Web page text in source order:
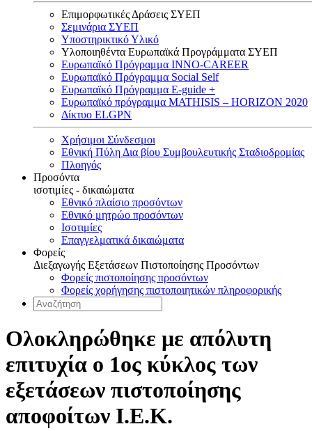
Επιμορφωτικές Δράσεις ΣΥΕΠ
Σεμινάρια ΣΥΕΠ
Υποστηρικτικό Υλικό
Υλοποιηθέντα Ευρωπαϊκά Προγράμματα ΣΥΕΠ
Ευρωπαϊκό Πρόγραμμα INNO-CAREER
Ευρωπαϊκό Πρόγραμμα Social Self
Ευρωπαϊκό Πρόγραμμα E-guide +
Ευρωπαϊκό πρόγραμμα MATHISIS – HORIZON 2020
Δίκτυο ELGPN
Χρήσιμοι Σύνδεσμοι
Εθνική Πύλη Δια βίου Συμβουλευτικής Σταδιοδρομίας
Πλοηγός
Προσόντα
ισοτιμίες - δικαιώματα
Εθνικό πλαίσιο προσόντων
Εθνικό μητρώο προσόντων
Ισοτιμίες
Επαγγελματικά δικαιώματα
Φορείς
Διεξαγωγής Εξετάσεων Πιστοποίησης Προσόντων
Φορείς πιστοποίησης προσόντων
Φορείς χορήγησης πιστοποιητικών πληροφορικής
Ολοκληρώθηκε με απόλυτη
επιτυχία ο 1ος κύκλος των
εξετάσεων πιστοποίησης
αποφοίτων Ι.Ε.Κ.